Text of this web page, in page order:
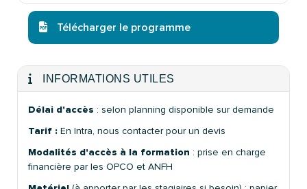
Télécharger le programme
INFORMATIONS UTILES
Délai d'accès : selon planning disponible sur demande
Tarif : En Intra, nous contacter pour un devis
Modalités d'accès à la formation : prise en charge
financière par les OPCO et ANFH